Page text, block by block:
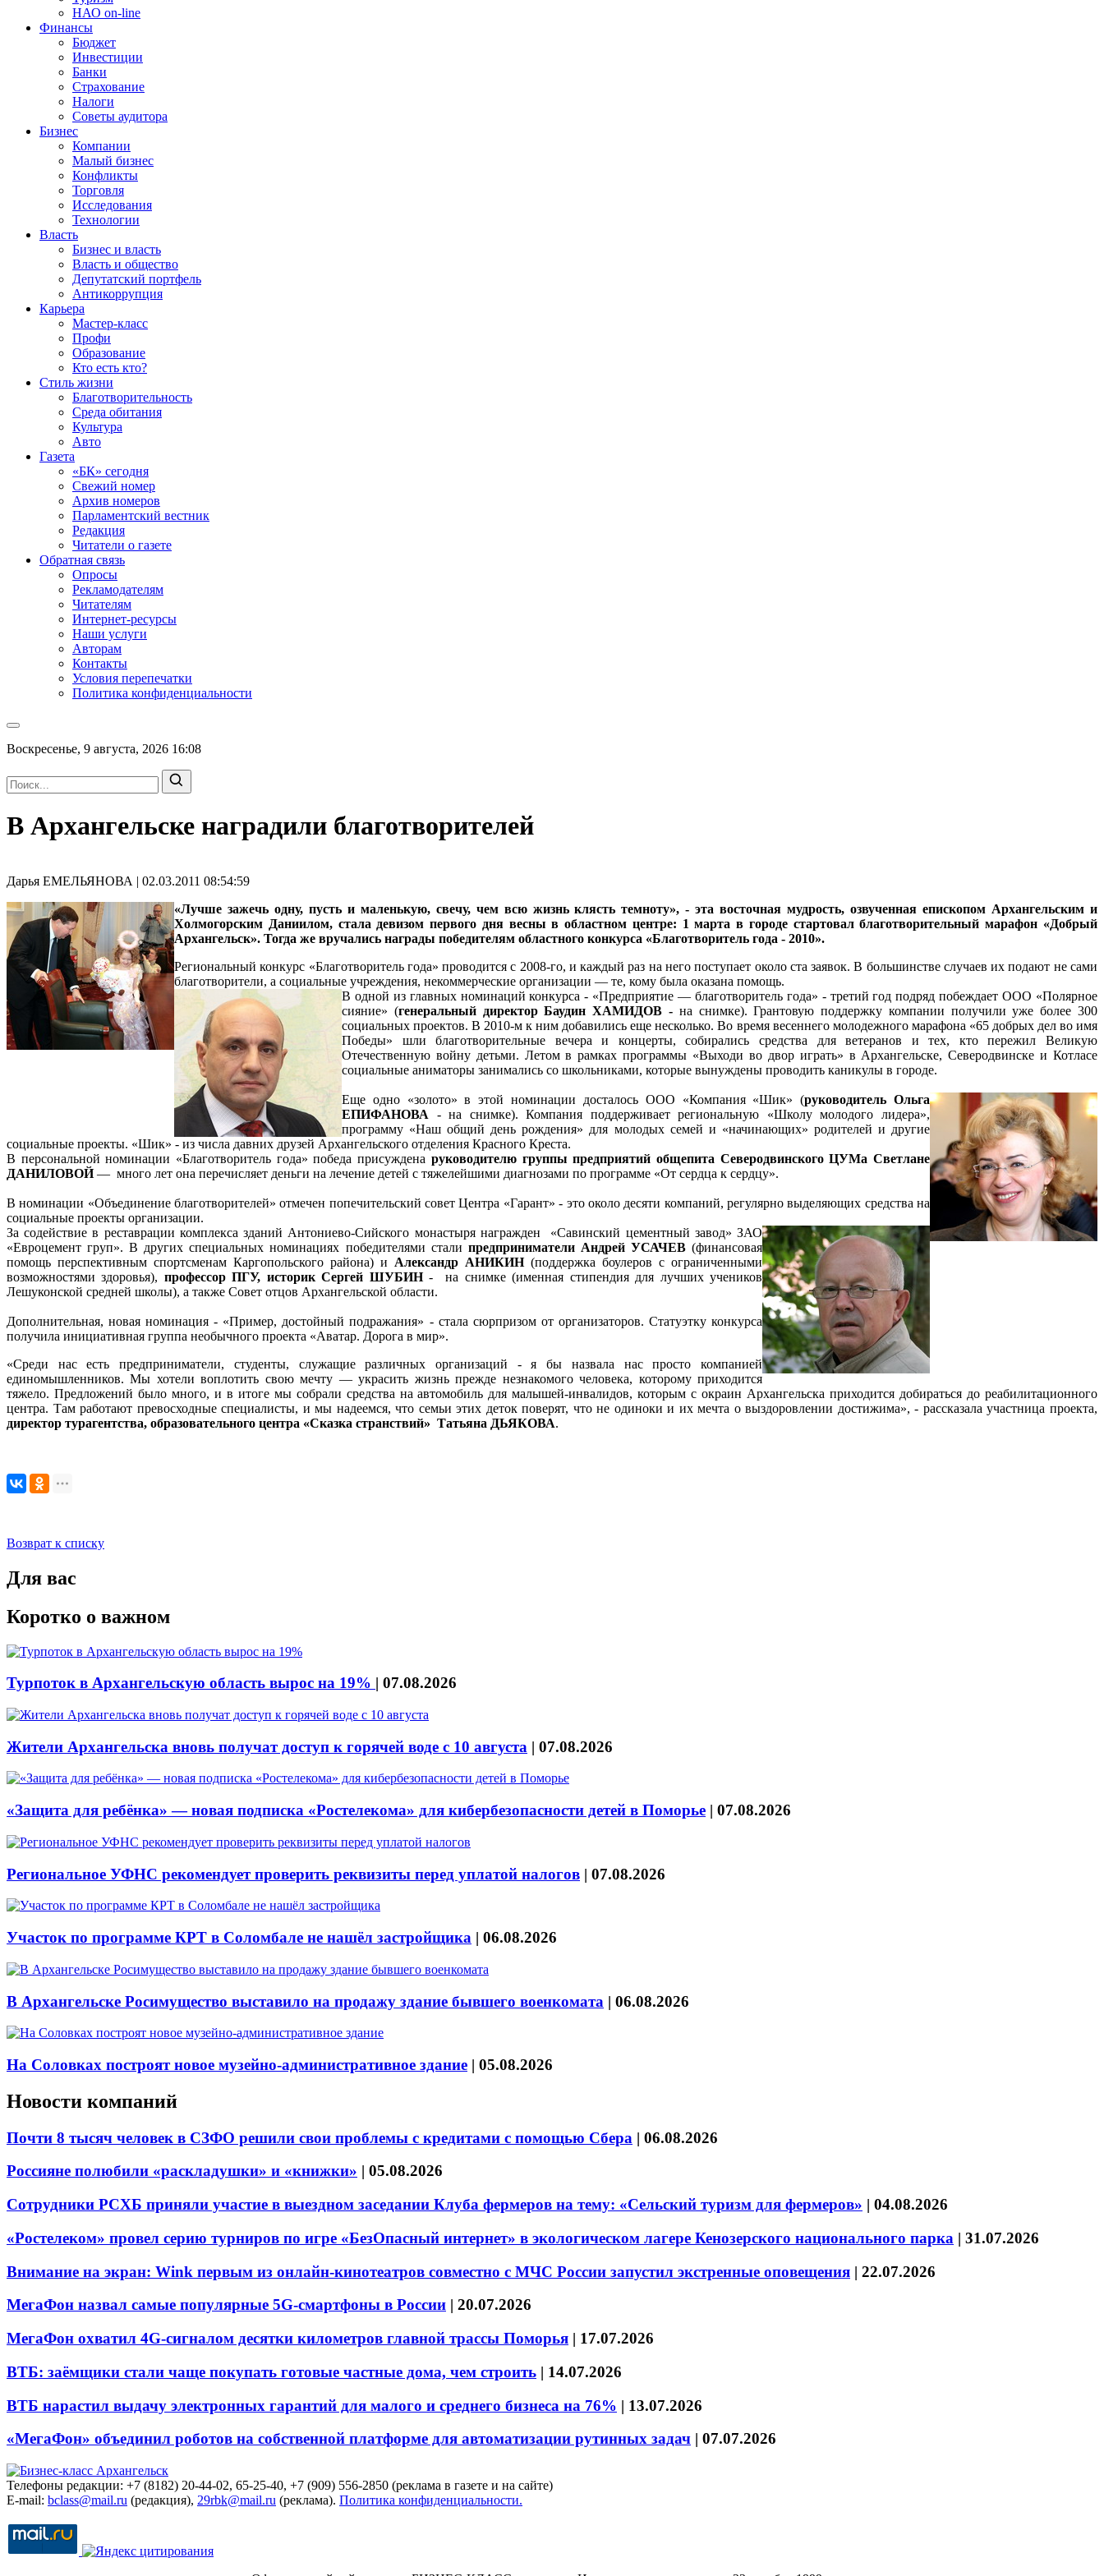
НАО on-line
Финансы
Бюджет
Инвестиции
Банки
Страхование
Налоги
Советы аудитора
Бизнес
Компании
Малый бизнес
Конфликты
Торговля
Исследования
Технологии
Власть
Бизнес и власть
Власть и общество
Депутатский портфель
Антикоррупция
Карьера
Мастер-класс
Профи
Образование
Кто есть кто?
Стиль жизни
Благотворительность
Среда обитания
Культура
Авто
Газета
«БК» сегодня
Свежий номер
Архив номеров
Парламентский вестник
Редакция
Читатели о газете
Обратная связь
Опросы
Рекламодателям
Читателям
Интернет-ресурсы
Наши услуги
Авторам
Контакты
Условия перепечатки
Политика конфиденциальности
Воскресенье, 9 августа, 2026 16:08
В Архангельске наградили благотворителей
Дарья ЕМЕЛЬЯНОВА | 02.03.2011 08:54:59
«Лучше зажечь одну, пусть и маленькую, свечу, чем всю жизнь клясть темноту», - эта восточная мудрость, озвученная епископом Архангельским и
Холмогорским Даниилом, стала девизом первого дня весны в областном центре: 1 марта в городе стартовал благотворительный марафон «Добрый
Архангельск». Тогда же вручались награды победителям областного конкурса «Благотворитель года - 2010».
Региональный конкурс «Благотворитель года» проводится с 2008-го, и каждый раз на него поступает около ста заявок. В большинстве случаев их подают не сами
благотворители, а социальные учреждения, некоммерческие организации — те, кому была оказана помощь.
В одной из главных номинаций конкурса - «Предприятие — благотворитель года» - третий год подряд побеждает ООО «Полярное
сияние» (генеральный директор Баудин ХАМИДОВ -на снимке). Грантовую поддержку компании получили уже более 300
социальных проектов. В 2010-м к ним добавились еще несколько. Во время весеннего молодежного марафона «65 добрых дел во имя
Победы» шли благотворительные вечера и концерты, собирались средства для ветеранов и тех, кто пережил Великую
Отечественную войну детьми. Летом в рамках программы «Выходи во двор играть» в Архангельске, Северодвинске и Котласе
социальные аниматоры занимались со школьниками, которые вынуждены проводить каникулы в городе.
Еще одно «золото» в этой номинации досталось ООО «Компания «Шик» (руководитель Ольга
ЕПИФАНОВА - на снимке). Компания поддерживает региональную «Школу молодого лидера»,
программу «Наш общий день рождения» для молодых семей и «начинающих» родителей и другие
социальные проекты. «Шик» - из числа давних друзей Архангельского отделения Красного Креста.
В персональной номинации «Благотворитель года» победа присуждена руководителю группы предприятий общепита Северодвинского ЦУМа Светлане
ДАНИЛОВОЙ— много лет она перечисляет деньги на лечение детей с тяжелейшими диагнозами по программе «От сердца к сердцу».
В номинации «Объединение благотворителей» отмечен попечительский совет Центра «Гарант» - это около десяти компаний, регулярно выделяющих средства на
социальные проекты организации.
За содействие в реставрации комплекса зданий Антониево-Сийского монастыря награжден «Савинский цементный завод» ЗАО
«Евроцемент груп». В других специальных номинациях победителями стали предприниматели Андрей УСАЧЕВ(финансовая
помощь перспективным спортсменам Каргопольского района) и Александр АНИКИН(поддержка боулеров с ограниченными
возможностями здоровья), профессор ПГУ, историк Сергей ШУБИН- на снимке (именная стипендия для лучших учеников
Лешуконской средней школы), а также Совет отцов Архангельской области.
Дополнительная, новая номинация - «Пример, достойный подражания» - стала сюрпризом от организаторов. Статуэтку конкурса
получила инициативная группа необычного проекта «Аватар. Дорога в мир».
«Среди нас есть предприниматели, студенты, служащие различных организаций - я бы назвала нас просто компанией
единомышленников. Мы хотели воплотить свою мечту — украсить жизнь прежде незнакомого человека, которому приходится
тяжело. Предложений было много, и в итоге мы собрали средства на автомобиль для малышей-инвалидов, которым с окраин Архангельска приходится добираться до реабилитационного
центра. Там работают превосходные специалисты, и мы надеемся, что семьи этих деток поверят, что не одиноки и их мечта о выздоровлении достижима», - рассказала участница проекта,
директор турагентства, образовательного центра «Сказка странствий» Татьяна ДЬЯКОВА.
Возврат к списку
Для вас
Коротко о важном
Турпоток в Архангельскую область вырос на 19% | 07.08.2026
Жители Архангельска вновь получат доступ к горячей воде с 10 августа | 07.08.2026
«Защита для ребёнка» — новая подписка «Ростелекома» для кибербезопасности детей в Поморье | 07.08.2026
Региональное УФНС рекомендует проверить реквизиты перед уплатой налогов | 07.08.2026
Участок по программе КРТ в Соломбале не нашёл застройщика | 06.08.2026
В Архангельске Росимущество выставило на продажу здание бывшего военкомата | 06.08.2026
На Соловках построят новое музейно-административное здание | 05.08.2026
Новости компаний
Почти 8 тысяч человек в СЗФО решили свои проблемы с кредитами с помощью Сбера | 06.08.2026
Россияне полюбили «раскладушки» и «книжки» | 05.08.2026
Сотрудники РСХБ приняли участие в выездном заседании Клуба фермеров на тему: «Сельский туризм для фермеров» | 04.08.2026
«Ростелеком» провел серию турниров по игре «БезОпасный интернет» в экологическом лагере Кенозерского национального парка | 31.07.2026
Внимание на экран: Wink первым из онлайн-кинотеатров совместно с МЧС России запустил экстренные оповещения | 22.07.2026
МегаФон назвал самые популярные 5G-смартфоны в России | 20.07.2026
МегаФон охватил 4G-сигналом десятки километров главной трассы Поморья | 17.07.2026
ВТБ: заёмщики стали чаще покупать готовые частные дома, чем строить | 14.07.2026
ВТБ нарастил выдачу электронных гарантий для малого и среднего бизнеса на 76% | 13.07.2026
«МегаФон» объединил роботов на собственной платформе для автоматизации рутинных задач | 07.07.2026
Телефоны редакции: +7 (8182) 20-44-02, 65-25-40, +7 (909) 556-2850 (реклама в газете и на сайте)
E-mail: bclass@mail.ru (редакция), 29rbk@mail.ru (реклама). Политика конфиденциальности.